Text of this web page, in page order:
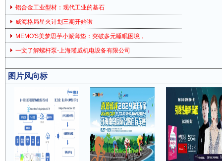
铝合金工业型材：现代工业的基石
威海格局星火计划三期开始啦
MEMO'S美梦思芋小派薄垫：突破多元睡眠困境，
一文了解螺杆泵-上海瑾威机电设备有限公司
图片风向标